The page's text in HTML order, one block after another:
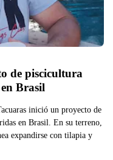
de piscicultura
Brasil
inició un proyecto de
en Brasil. En su terreno,
expandirse con tilapia y